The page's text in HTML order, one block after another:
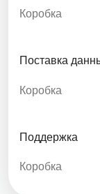
Коробка
Поставка
Коробка
Поддержка
Коробка